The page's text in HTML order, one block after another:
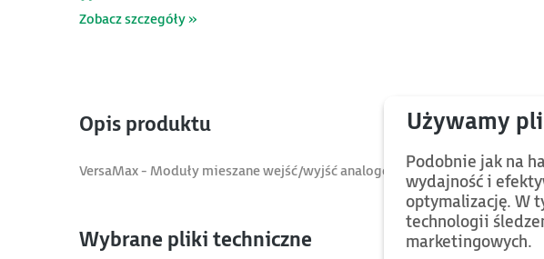
Zobacz szczegóły »
Opis produktu
VersaMax - Moduły mieszane wejść/wyjść analogowych
Wybrane pliki techniczne
Podobnie jak na
wydajność i
optymalizację. W
technologii
marketingowych.